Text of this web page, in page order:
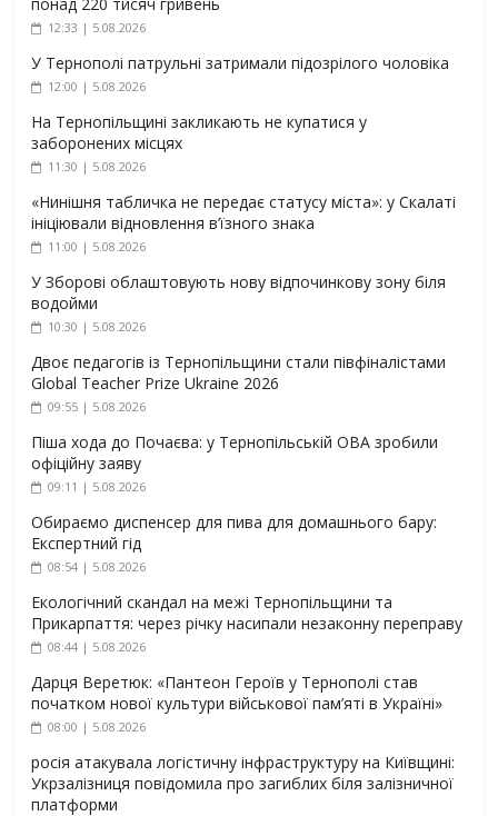
12:33 | 5.08.2026
У Тернополі патрульні затримали підозрілого чоловіка
12:00 | 5.08.2026
На Тернопільщині закликають не купатися у
заборонених місцях
11:30 | 5.08.2026
«Нинішня табличка не передає статусу міста»: у Скалаті
ініціювали відновлення в’їзного знака
11:00 | 5.08.2026
У Зборові облаштовують нову відпочинкову зону біля
водойми
10:30 | 5.08.2026
Двоє педагогів із Тернопільщини стали півфіналістами
Global Teacher Prize Ukraine 2026
09:55 | 5.08.2026
Піша хода до Почаєва: у Тернопільській ОВА зробили
офіційну заяву
09:11 | 5.08.2026
Обираємо диспенсер для пива для домашнього бару:
Експертний гід
08:54 | 5.08.2026
Екологічний скандал на межі Тернопільщини та
Прикарпаття: через річку насипали незаконну переправу
08:44 | 5.08.2026
Дарця Веретюк: «Пантеон Героїв у Тернополі став
початком нової культури військової пам’яті в Україні»
08:00 | 5.08.2026
росія атакувала логістичну інфраструктуру на Київщині:
Укрзалізниця повідомила про загиблих біля залізничної
платформи